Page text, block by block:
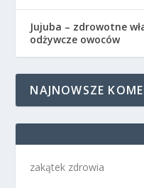
Jujuba – zdrowotne
odżywcze owoców
NAJNOWSZE
zakątek zdrowia